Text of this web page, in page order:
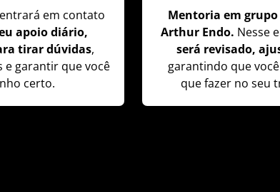
em contato
apoio diário,
tirar dúvidas,
e garantir que você
certo.
Mentoria em grupo
Arthur Endo. Nesse
será revisado,
garantindo que
que fazer no seu